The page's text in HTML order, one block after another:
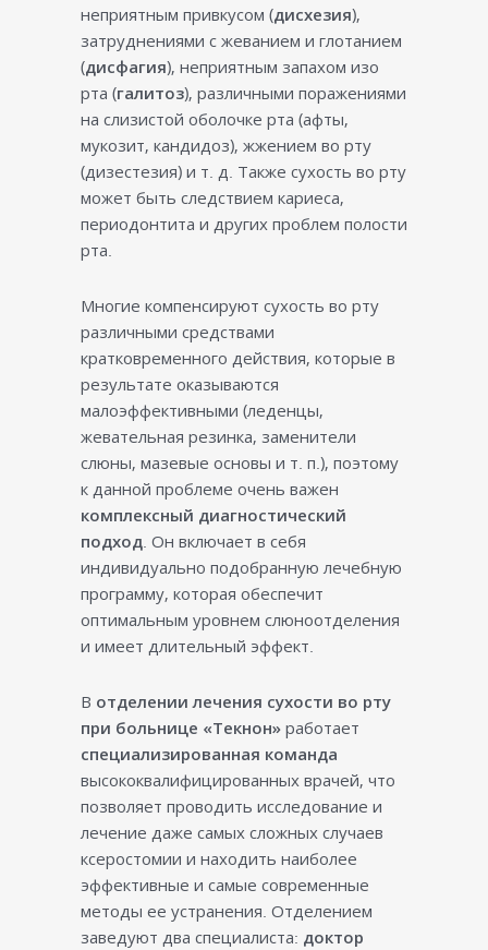
неприятным привкусом (дисхезия),
затруднениями с жеванием и глотанием
(дисфагия), неприятным запахом изо
рта (галитоз), различными поражениями
на слизистой оболочке рта (афты,
мукозит, кандидоз), жжением во рту
(дизестезия) и т. д. Также сухость во рту
может быть следствием кариеса,
периодонтита и других проблем полости
рта.
Многие компенсируют сухость во рту
различными средствами
кратковременного действия, которые в
результате оказываются
малоэффективными (леденцы,
жевательная резинка, заменители
слюны, мазевые основы и т. п.), поэтому
к данной проблеме очень важен
комплексный диагностический
подход. Он включает в себя
индивидуально подобранную лечебную
программу, которая обеспечит
оптимальным уровнем слюноотделения
и имеет длительный эффект.
В отделении лечения сухости во рту
при больнице «Текнон»работает
специализированная команда
высококвалифицированных врачей, что
позволяет проводить исследование и
лечение даже самых сложных случаев
ксеростомии и находить наиболее
эффективные и самые современные
методы ее устранения. Отделением
заведуют два специалиста: доктор